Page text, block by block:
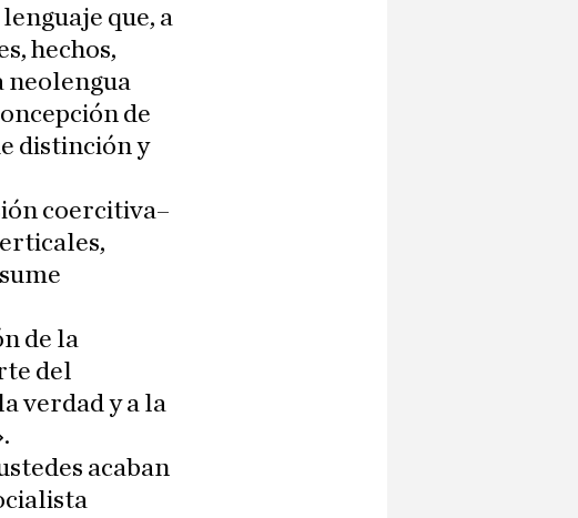
que, a
hechos,
neolengua
de
distinción y
coercitiva–
de la
del
verdad y a la
acaban